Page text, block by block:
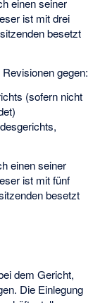
ist mit drei
besetzt
gegen:
(sofern nicht
einen seiner
ist mit fünf
besetzt
dem Gericht,
Die Einlegung